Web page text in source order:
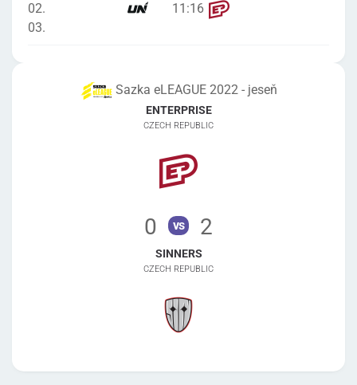
02.
03.
11 :16
Sazka eLEAGUE 2022 - jeseň
ENTERPRISE
CZECH REPUBLIC
0 vs 2
SINNERS
CZECH REPUBLIC